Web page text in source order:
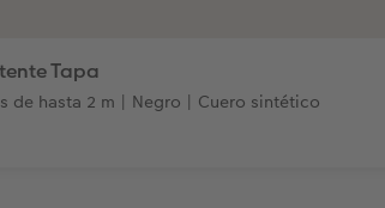
Tapa
de hasta 2 m | Negro | Cuero sintético